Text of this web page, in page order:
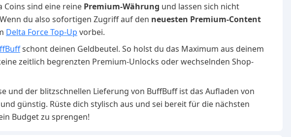
Coins sind eine reine Premium-Währung und lassen sich nicht
du also sofortigen Zugriff auf den neuesten Premium-Content
Delta Force Top-Up vorbei.
schont deinen Geldbeutel. So holst du das Maximum aus deinem
zeitlich begrenzten Premium-Unlocks oder wechselnden Shop-
und der blitzschnellen Lieferung von BuffBuff ist das Aufladen von
günstig. Rüste dich stylisch aus und sei bereit für die nächsten
Budget zu sprengen!